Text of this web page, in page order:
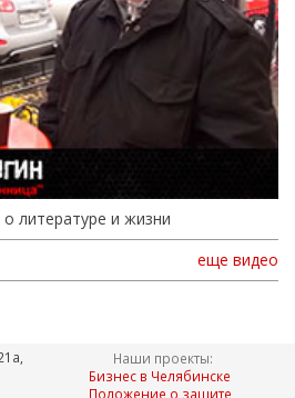
литературе и жизни
еще видео
Наши проекты:
Бизнес в Челябинске
Положение о защите